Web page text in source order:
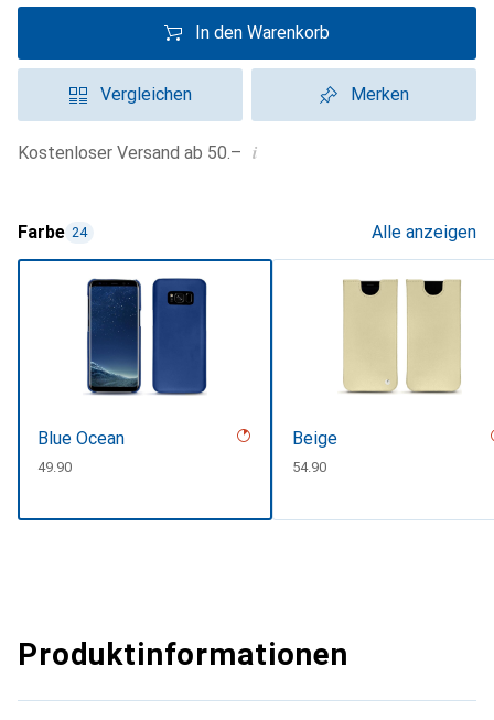
In den Warenkorb
Vergleichen Merken
Kostenloser Versand ab 50.– i
Farbe 24 Alle anzeigen
Blue Ocean
CHF
49.90
Beige
CHF
54.90
Produktinformationen